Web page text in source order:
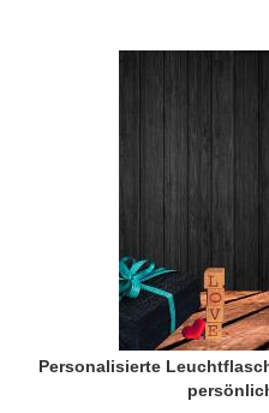
Personalisierte